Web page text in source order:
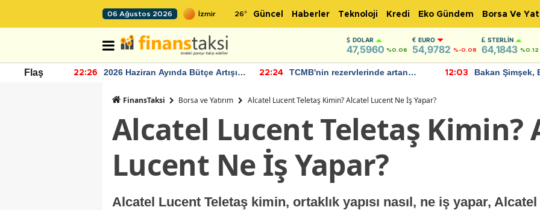
06 Ağustos 2026 26° Güncel Haberler Teknoloji Kredi Eko Gündem Borsa Ve
DOLAR
47,5960 %0.06
EURO
54,9782 %-0.08
STERLIN
64,1843 %0.12
Flaş 22:26
2026 Haziran Ayında Bütçe Artışı
22:24
TCMB'nin rezervlerinde artan
12:03
Bakan Şimşek,
FinansTaksi Borsa ve Yatırım Alcatel Lucent Teletaş Kimin? Alcatel Lucent Ne İş Yapar?
Alcatel Lucent Teletaş Kimin?
Lucent Ne İş Yapar?
Alcatel Lucent Teletaş kimin, ortaklık yapısı nasıl, ne iş yapar,